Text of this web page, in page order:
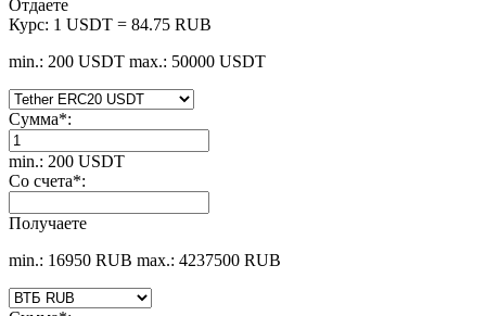
Отдаете
Курс: 1 USDT = 84.75 RUB
min.: 200 USDT max.: 50000 USDT
Сумма*:
min.: 200 USDT
Со счета*:
Получаете
min.: 16950 RUB max.: 4237500 RUB